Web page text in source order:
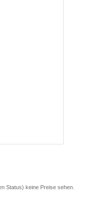
Status) keine Preise sehen.